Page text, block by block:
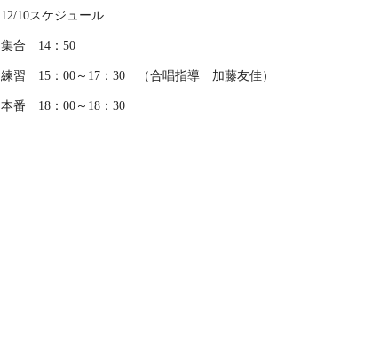
12/10スケジュール
集合 14：50
練習 15 ：00～17：30 （合唱指導 加藤友佳）
本番 18 ：00～18：30